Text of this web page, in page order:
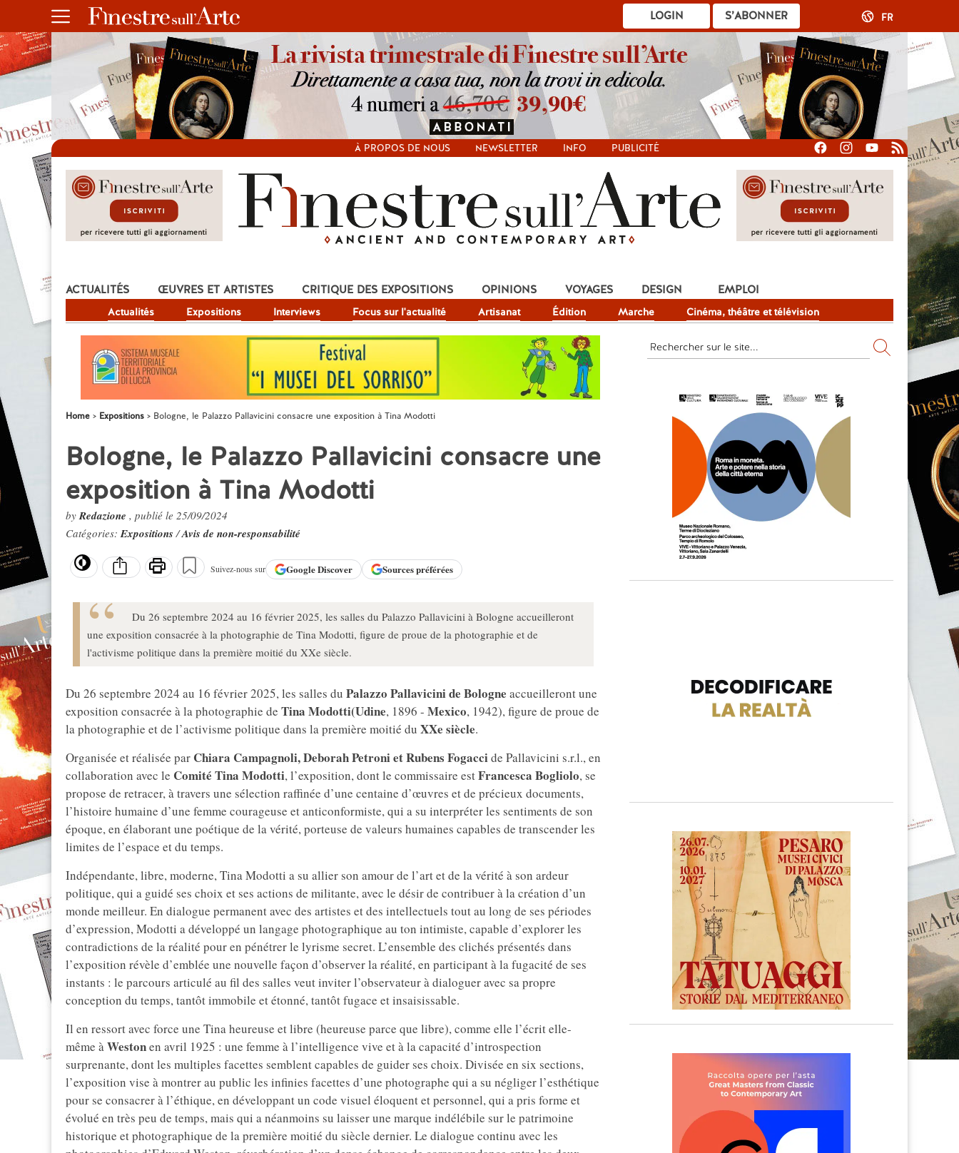
S’ABONNER
LOGIN FR
À PROPOS DE NOUS NEWSLETTER INFO PUBLICITÉ
ACTUALITÉS
Actualités Expositions Interviews Focus sur l'actualité Artisanat Édition Marche Cinéma, théâtre et télévision
ŒUVRES ET ARTISTES CRITIQUE DES EXPOSITIONS OPINIONS VOYAGES DESIGN EMPLOI
Home Expositions Bologne, le Palazzo Pallavicini consacre une exposition à Tina Modotti
Bologne, le Palazzo Pallavicini consacre une
exposition à Tina Modotti
byRedazione , publié le 25/09/2024
Catégories:Expositions/Avis de non-responsabilité
Suivez-nous sur GoogleDiscover Sources préférées
Du 26 septembre 2024 au 16 février 2025, les salles du Palazzo Pallavicini à Bologne accueilleront
une exposition consacrée à la photographie de Tina Modotti, figure de proue de la photographie et de
l'activisme politique dans la première moitié du XXe siècle.
Du 26 septembre 2024 au 16 février 2025, les salles du Palazzo Pallavicini de Bologne accueilleront une
exposition consacrée à la photographie de Tina Modotti(Udine, 1896 - Mexico, 1942), figure de proue de
la photographie et de l’activisme politique dans la première moitié du XXe siècle.
Organisée et réalisée par Chiara Campagnoli, Deborah Petroni et Rubens Fogaccide Pallavicini s.r.l., en
collaboration avec le Comité Tina Modotti, l’exposition, dont le commissaire estFrancesca Bogliolo, se
propose de retracer, à travers une sélection raffinée d’une centaine d’œuvres et de précieux documents,
l’histoire humaine d’une femme courageuse et anticonformiste, qui a su interpréter les sentiments de son
époque, en élaborant une poétique de la vérité, porteuse de valeurs humaines capables de transcender les
limites de l’espace et du temps.
Indépendante, libre, moderne, Tina Modotti a su allier son amour de l’art et de la vérité à son ardeur
politique, qui a guidé ses choix et ses actions de militante, avec le désir de contribuer à la création d’un
monde meilleur. En dialogue permanent avec des artistes et des intellectuels tout au long de ses périodes
d’expression, Modotti a développé un langage photographique au ton intimiste, capable d’explorer les
contradictions de la réalité pour en pénétrer le lyrisme secret. L’ensemble des clichés présentés dans
l’exposition révèle d’emblée une nouvelle façon d’observer la réalité, en participant à la fugacité de ses
instants : le parcours articulé au fil des salles veut inviter l’observateur à dialoguer avec sa propre
conception du temps, tantôt immobile et étonné, tantôt fugace et insaisissable.
Il en ressort avec force une Tina heureuse et libre (heureuse parce que libre), comme elle l’écrit elle-
même àWestonen avril 1925 : une femme à l’intelligence vive et à la capacité d’introspection
surprenante, dont les multiples facettes semblent capables de guider ses choix. Divisée en six sections,
l’exposition vise à montrer au public les infinies facettes d’une photographe qui a su négliger l’esthétique
pour se consacrer à l’éthique, en développant un code visuel éloquent et personnel, qui a pris forme et
évolué en très peu de temps, mais qui a néanmoins su laisser une marque indélébile sur le patrimoine
historique et photographique de la première moitié du siècle dernier. Le dialogue continu avec les